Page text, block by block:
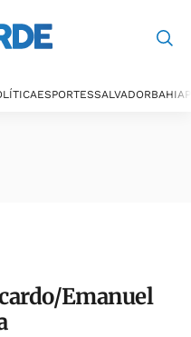
ESPORTESSALVADORBAHIA
Emanuel